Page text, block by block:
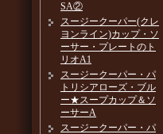
SA②
スージークーパー(クレ
ヨンライン)カップ・ソ
ーサー・プレートのト
リオA1
スージークーパー・パ
トリシアローズ・ブル
ー★スープカップ＆ソ
ーサーA
スージークーパー・パ